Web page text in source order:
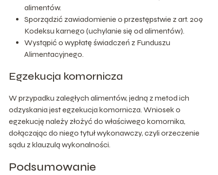
alimentów.
Sporządzić zawiadomienie o przestępstwie z art. 209
Kodeksu karnego (uchylanie się od alimentów).
Wystąpić o wypłatę świadczeń z Funduszu
Alimentacyjnego.
Egzekucja komornicza
W przypadku zaległych alimentów, jedną z metod ich
odzyskania jest egzekucja komornicza. Wniosek o
egzekucję należy złożyć do właściwego komornika,
dołączając do niego tytuł wykonawczy, czyli orzeczenie
sądu z klauzulą wykonalności.
Podsumowanie